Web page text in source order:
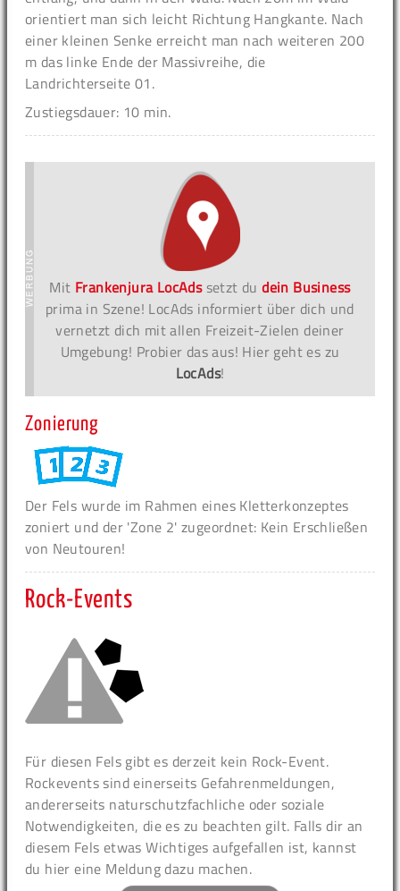
orientiert man sich leicht Richtung Hangkante. Nach
einer kleinen Senke erreicht man nach weiteren 200
m das linke Ende der Massivreihe, die
Landrichterseite 01.
Zustiegsdauer: 10 min.
Mit Frankenjura LocAdssetzt dudein Business
prima in Szene! LocAds informiert über dich und
vernetzt dich mit allen Freizeit-Zielen deiner
Umgebung! Probier das aus! Hier geht es zu
LocAds!
Zonierung
Der Fels wurde im Rahmen eines Kletterkonzeptes
zoniert und der 'Zone 2' zugeordnet: Kein Erschließen
von Neutouren!
Rock-Events
Für diesen Fels gibt es derzeit kein Rock-Event.
Rockevents sind einerseits Gefahrenmeldungen,
andererseits naturschutzfachliche oder soziale
Notwendigkeiten, die es zu beachten gilt. Falls dir an
diesem Fels etwas Wichtiges aufgefallen ist, kannst
du hier eine Meldung dazu machen.